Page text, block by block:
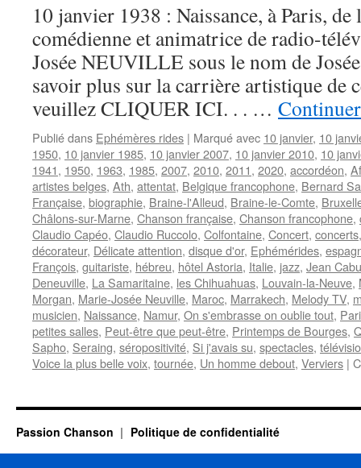
10 janvier 1938 : Naissance, à Paris, de
comédienne et animatrice de radio-
Josée NEUVILLE sous le nom de
savoir plus sur la carrière artistique de
veuillez CLIQUER ICI. . . …
Publié dans Ephémères rides | Marqué avec 10 janvier, 10
1950, 10 janvier 1985, 10 janvier 2007, 10 janvier 2010, 10
1941, 1950, 1963, 1985, 2007, 2010, 2011, 2020, accordéon,
artistes belges, Ath, attentat, Belgique francophone, Bernard
Française, biographie, Braine-l'Alleud, Braine-le-Comte,
Châlons-sur-Marne, Chanson française, Chanson francophone,
Claudio Capéo, Claudio Ruccolo, Colfontaine, Concert, concerts
décorateur, Délicate attention, disque d'or, Ephémérides,
François, guitariste, hébreu, hôtel Astoria, Italie, jazz, Jean
Deneuville, La Samaritaine, les Chihuahuas, Louvain-la-Neuve,
Morgan, Marie-Josée Neuville, Maroc, Marrakech, Melody TV,
musicien, Naissance, Namur, On s'embrasse on oublie tout,
petites salles, Peut-être que peut-être, Printemps de Bourges,
Sapho, Seraing, séropositivité, Si j'avais su, spectacles,
Voice la plus belle voix, tournée, Un homme debout, Verviers |
Passion Chanson Politique de confidentialité